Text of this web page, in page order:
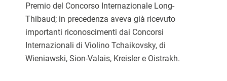
Premio del Concorso Internazionale Long-
Thibaud; in precedenza aveva già ricevuto
importanti riconoscimenti dai Concorsi
Internazionali di Violino Tchaikovsky, di
Wieniawski, Sion-Valais, Kreisler e Oistrakh.